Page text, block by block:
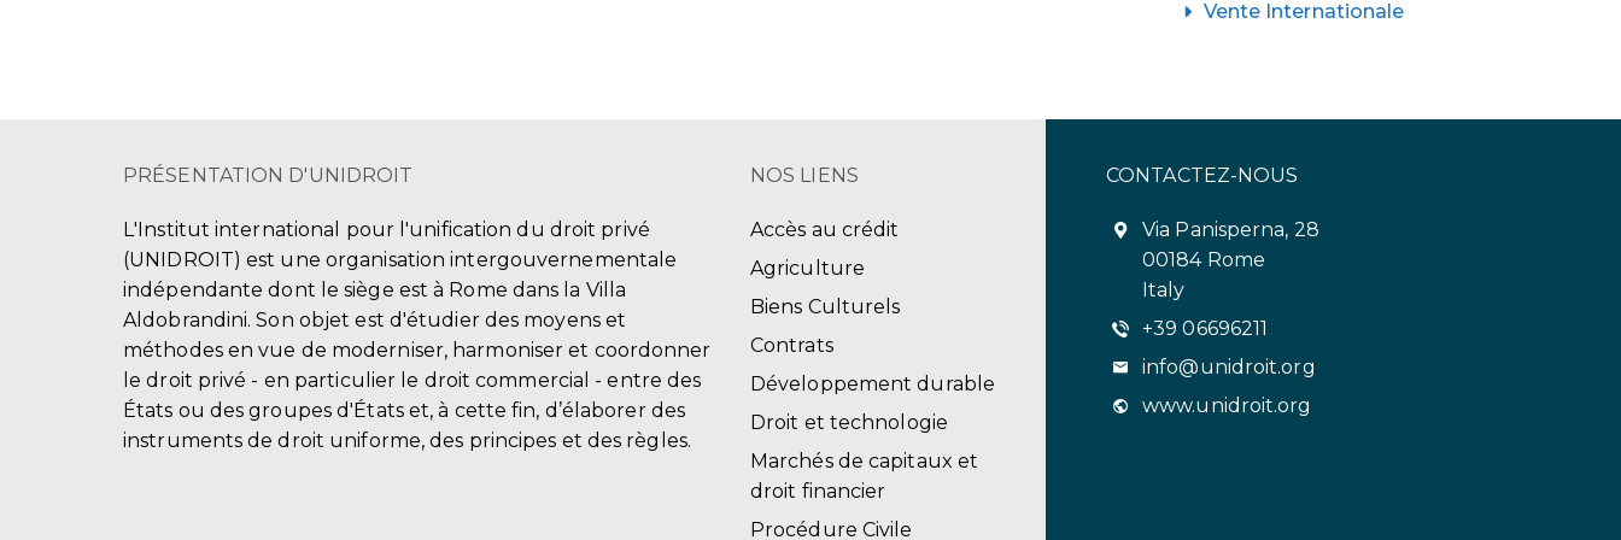
Vente Internationale
PRÉSENTATION D'UNIDROIT
L'Institut international pour l'unification du droit privé
(UNIDROIT) est une organisation intergouvernementale
indépendante dont le siège est à Rome dans la Villa
Aldobrandini. Son objet est d'étudier des moyens et
méthodes en vue de moderniser, harmoniser et coordonner
le droit privé - en particulier le droit commercial - entre des
États ou des groupes d'États et, à cette fin, d’élaborer des
instruments de droit uniforme, des principes et des règles.
NOS LIENS
Accès au crédit
Agriculture
Biens Culturels
Contrats
Développement durable
Droit et technologie
Marchés de capitaux et
droit financier
Procédure Civile
CONTACTEZ-NOUS
Via Panisperna, 28
00184 Rome
Italy
+39 06696211
info@unidroit.org
www.unidroit.org